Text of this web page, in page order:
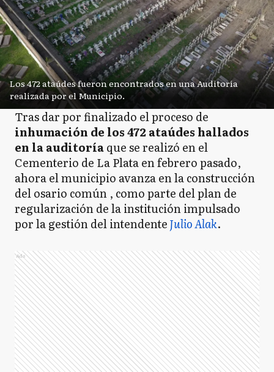
Los 472 ataúdes fueron encontrados en una Auditoría
realizada por el Municipio.
Tras dar por finalizado el proceso de
inhumación de los 472 ataúdes hallados
en la auditoríaque se realizó en el
Cementerio de La Plata en febrero pasado,
ahora el municipio avanza en la construcción
del osario común , como parte del plan de
regularización de la institución impulsado
por la gestión del intendenteJulio Alak.
Ads